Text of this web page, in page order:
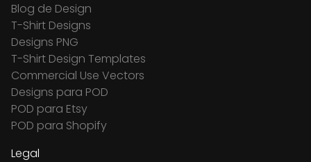
Blog de Design
T-Shirt Designs
Designs PNG
T-Shirt Design Templates
Commercial Use Vectors
Designs para POD
POD para Etsy
POD para Shopify
Legal